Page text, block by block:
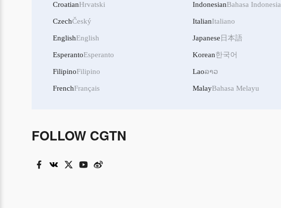
CroatianHrvatski
CzechČeský
EnglishEnglish
EsperantoEsperanto
FilipinoFilipino
FrenchFrançais
IndonesianBahasa Indonesia
ItalianItaliano
Japanese 日本語
Korean한국어
Laoລາວ
MalayBahasa Melayu
FOLLOW CGTN